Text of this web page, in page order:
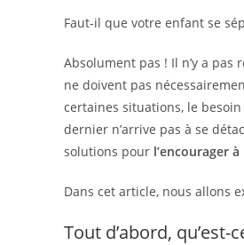
Faut-il que votre enfant se
Absolument pas ! Il n’y a pas
ne doivent pas
certaines situations, le
dernier n’arrive pas à se
solutions pour l’encourager
Dans cet article, nous allons
Tout d’abord,